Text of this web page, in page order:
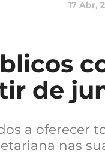
17 Abr,
de
a oferecer
nas